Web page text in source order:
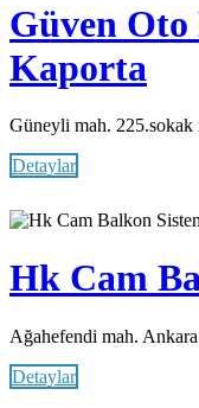
Güven
Kaporta
Güneyli mah.
Detaylar
Hk Cam
Ağahefendi mah.
Detaylar